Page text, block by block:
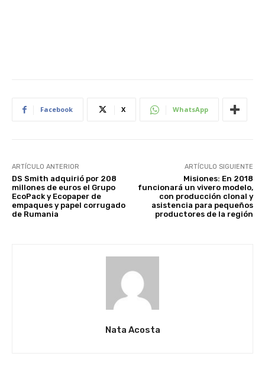
Facebook X WhatsApp
ARTÍCULO ANTERIOR
DS Smith adquirió por 208
millones de euros el Grupo
EcoPack y Ecopaper de
empaques y papel corrugado
de Rumania
ARTÍCULO SIGUIENTE
Misiones: En 2018
funcionará un vivero modelo,
con producción clonal y
asistencia para pequeños
productores de la región
Nata Acosta